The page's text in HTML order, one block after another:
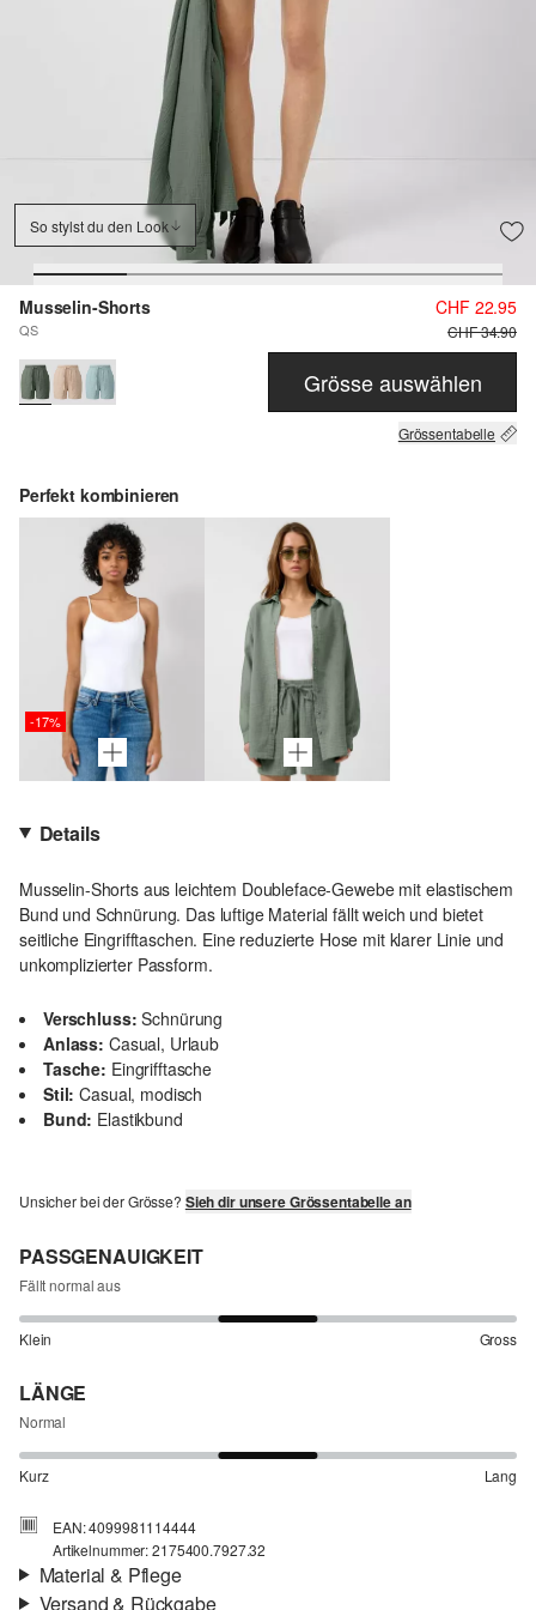
So stylst du den Look
Musselin-Shorts
QS
CHF 22.95
CHF 34.90
Grösse auswählen
Grössentabelle
Perfekt kombinieren
-17%
Details
Musselin-Shorts aus leichtem Doubleface-Gewebe mit elastischem
Bund und Schnürung. Das luftige Material fällt weich und bietet
seitliche Eingrifftaschen. Eine reduzierte Hose mit klarer Linie und
unkomplizierter Passform.
Verschluss: Schnürung
Anlass: Casual, Urlaub
Tasche: Eingrifftasche
Stil: Casual, modisch
Bund: Elastikbund
Unsicher bei der Grösse? Sieh dir unsere Grössentabelle an
PASSGENAUIGKEIT
Fällt normal aus
Klein Gross
LÄNGE
Normal
Kurz Lang
EAN: 4099981114444
Artikelnummer: 2175400.7927.32
Material & Pflege
Versand & Rückgabe